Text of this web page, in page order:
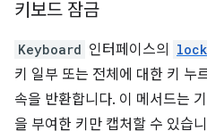
키보드 잠금
Keyboard 인터페이스의
키 일부 또는 전체에 대한 키 누
속을 반환합니다. 이 메서드는
을 부여한 키만 캡처할 수 있습